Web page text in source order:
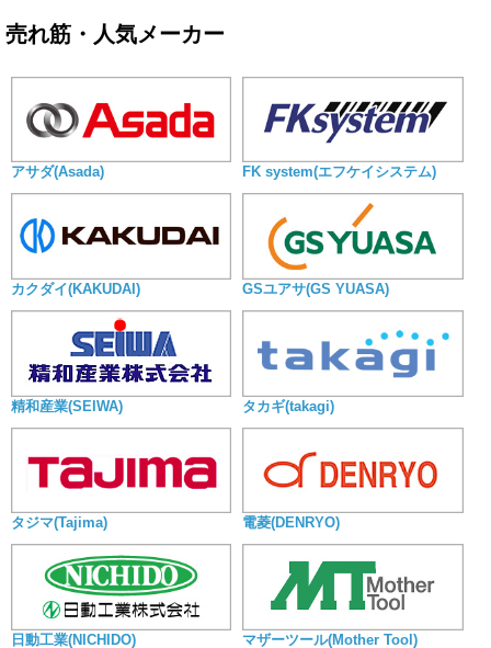
売れ筋・人気メーカー
アサダ(Asada) FK system(エフケイシステム)
カクダイ(KAKUDAI) GSユアサ(GS YUASA)
精和産業(SEIWA) タカギ(takagi)
タジマ(Tajima) 電菱(DENRYO)
日動工業(NICHIDO) マザーツール(Mother Tool)